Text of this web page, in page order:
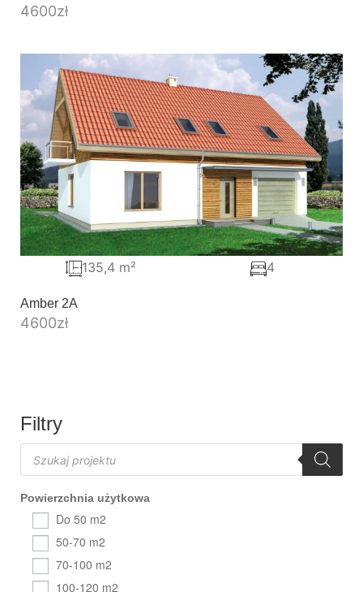
Filtry
Powierzchnia użytkowa
Do 50 m2
50-70 m2
70-100 m2
100-120 m2
4600zł
Amber 2A
4600zł
135,4 m² 4